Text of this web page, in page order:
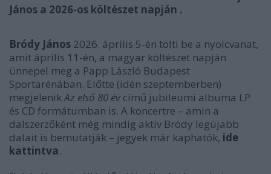
János a 2026-os költészet napján .
Bródy János 2026. április 5-én tölti be a nyolcvanat,
amit április 11-én, a magyar költészet napján
ünnepel meg a Papp László Budapest
Sportarénában. Előtte (idén szeptemberben)
megjelenikAz első 80 év című jubileumi albuma LP
és CD formátumban is. A koncertre – amin a
dalszerzőként még mindig aktív Bródy legújabb
dalait is bemutatják – jegyek már kaphatók, ide
kattintva.